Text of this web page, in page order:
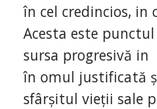
în cel credincios, in
Acesta este
sursa progresivă in
în omul justificată
sfârșitul vieții sale